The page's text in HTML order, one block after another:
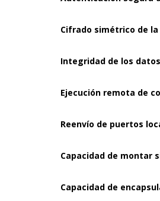
Cifrado simétrico de
Integridad de los datos
Ejecución remota de
Reenvío de puertos
Capacidad de montar
Capacidad de